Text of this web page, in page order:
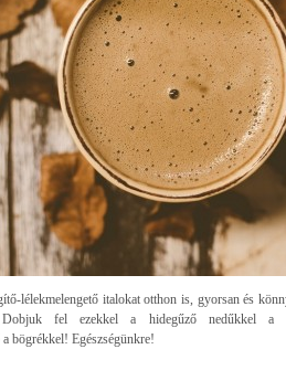
lélekmelengető italokat otthon is, gyorsan és
Dobjuk fel ezekkel a hidegűző nedűkkel a
bögrékkel! Egészségünkre!